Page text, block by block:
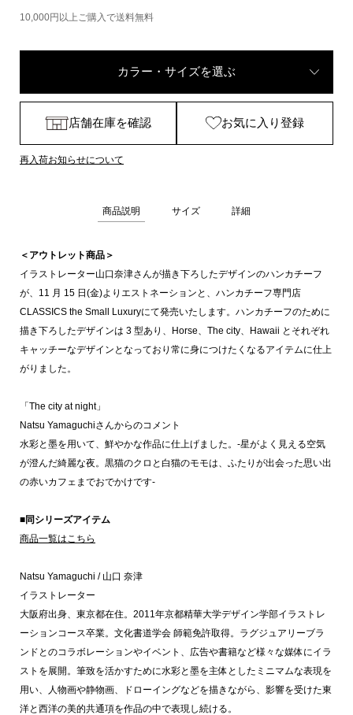
10,000円以上ご購入で送料無料
カラー・サイズを選ぶ
店舗在庫を確認 お気に入り登録
再入荷お知らせについて
商品説明 サイズ 詳細
＜アウトレット商品＞
イラストレーター山口奈津さんが描き下ろしたデザインのハンカチーフ
が、11 月 15 日(金)よりエストネーションと、ハンカチーフ専門店
CLASSICS the Small Luxuryにて発売いたします。ハンカチーフのために
描き下ろしたデザインは 3 型あり、Horse、The city、Hawaii とそれぞれ
キャッチーなデザインとなっており常に身につけたくなるアイテムに仕上
がりました。
「The city at night」
Natsu Yamaguchiさんからのコメント
水彩と墨を用いて、鮮やかな作品に仕上げました。-星がよく見える空気
が澄んだ綺麗な夜。黒猫のクロと白猫のモモは、ふたりが出会った思い出
の赤いカフェまでおでかけです-
■同シリーズアイテム
商品一覧はこちら
Natsu Yamaguchi / 山口 奈津
イラストレーター
大阪府出身、東京都在住。2011年京都精華大学デザイン学部イラストレ
ーションコース卒業。文化書道学会 師範免許取得。ラグジュアリーブラ
ンドとのコラボレーションやイベント、広告や書籍など様々な媒体にイラ
ストを展開。筆致を活かすために水彩と墨を主体としたミニマムな表現を
用い、人物画や静物画、ドローイングなどを描きながら、影響を受けた東
洋と西洋の美的共通項を作品の中で表現し続ける。